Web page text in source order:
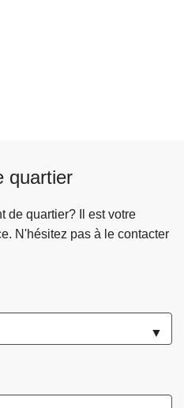
quartier
de quartier? Il est votre
N'hésitez pas à le contacter
▼